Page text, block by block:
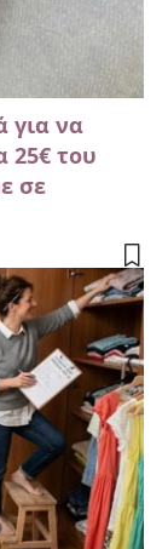
για να
25€ του
σε